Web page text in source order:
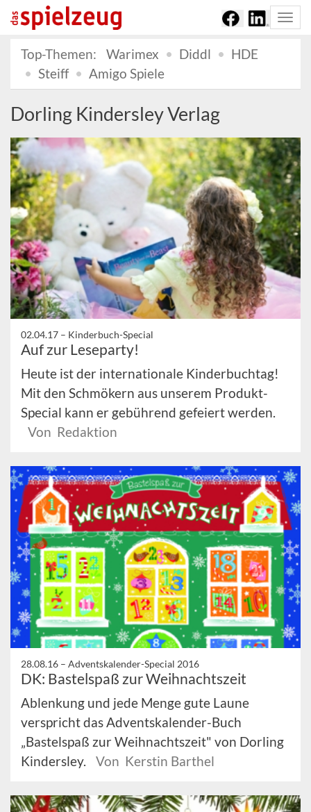
Top-Themen:
Warimex Diddl
HDE
Steiff
Amigo Spiele
Dorling Kindersley Verlag
02.04.17 – Kinderbuch-Special
Auf zur Leseparty!
Heute ist der internationale Kinderbuchtag!
Mit den Schmökern aus unserem Produkt-
Special kann er gebührend gefeiert werden.
Von Redaktion
28.08.16 – Adventskalender-Special 2016
DK: Bastelspaß zur Weihnachtszeit
Ablenkung und jede Menge gute Laune
verspricht das Adventskalender-Buch
„Bastelspaß zur Weihnachtszeit" von Dorling
Kindersley.
Von Kerstin Barthel